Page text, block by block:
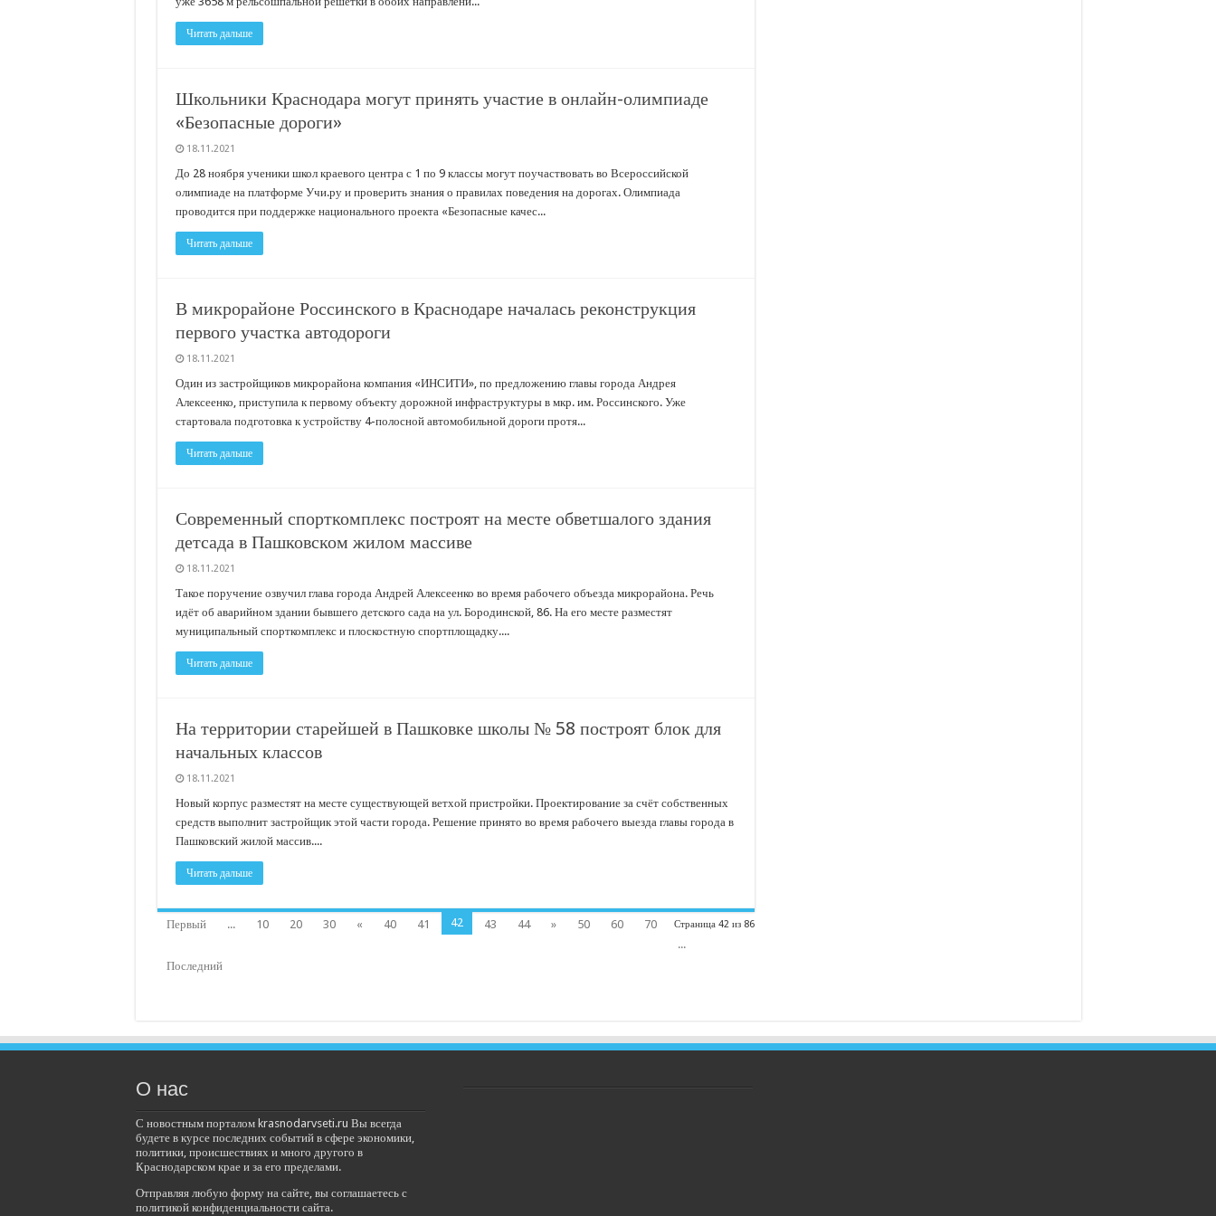
Читать дальше
Школьники Краснодара могут принять участие в онлайн-олимпиаде
«Безопасные дороги»
18.11.2021
До 28 ноября ученики школ краевого центра с 1 по 9 классы могут поучаствовать во Всероссийской
олимпиаде на платформе Учи.ру и проверить знания о правилах поведения на дорогах. Олимпиада
проводится при поддержке национального проекта «Безопасные качес...
Читать дальше
В микрорайоне Россинского в Краснодаре началась реконструкция
первого участка автодороги
18.11.2021
Один из застройщиков микрорайона компания «ИНСИТИ», по предложению главы города Андрея
Алексеенко, приступила к первому объекту дорожной инфраструктуры в мкр. им. Россинского. Уже
стартовала подготовка к устройству 4-полосной автомобильной дороги протя...
Читать дальше
Современный спорткомплекс построят на месте обветшалого здания
детсада в Пашковском жилом массиве
18.11.2021
Такое поручение озвучил глава города Андрей Алексеенко во время рабочего объезда микрорайона. Речь
идёт об аварийном здании бывшего детского сада на ул. Бородинской, 86. На его месте разместят
муниципальный спорткомплекс и плоскостную спортплощадку....
Читать дальше
На территории старейшей в Пашковке школы № 58 построят блок для
начальных классов
18.11.2021
Новый корпус разместят на месте существующей ветхой пристройки. Проектирование за счёт собственных
средств выполнит застройщик этой части города. Решение принято во время рабочего выезда главы города в
Пашковский жилой массив....
Читать дальше
Страница 42 из 86
Первый ... 10 20 30 « 40 41 42 43 44 » 50 60
70
...
Последний
О нас
С новостным порталом krasnodarvseti.ru Вы всегда
будете в курсе последних событий в сфере экономики,
политики, происшествиях и много другого в
Краснодарском крае и за его пределами.
Отправляя любую форму на сайте, вы соглашаетесь с
политикой конфиденциальности сайта.